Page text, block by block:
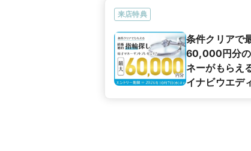
来店特典
条件クリアで
60,000円分
ネーがもらえ
イナビウエデ